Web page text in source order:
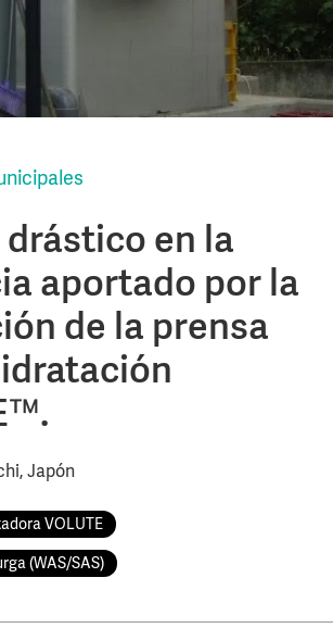
en la
aportado por la
de la prensa
Japón
VOLUTE
(WAS/SAS)